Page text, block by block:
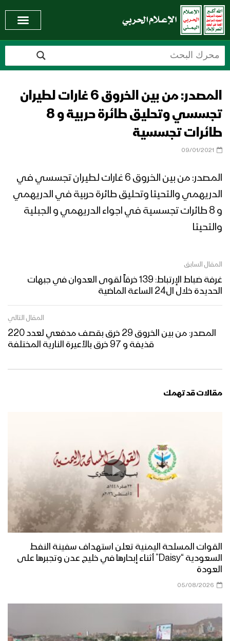
المصدر: من بين الخروق 6 غارات لطيران
تجسسي وتحليق طائرة حربية و 8
طائرات تجسسية
09/01/2021
المصدر: من بين الخروق 6 غارات لطيران تجسسي في
الدريهمي والتحيتا وتحليق طائرة حربية في الدريهمي
و 8 طائرات تجسسية في اجواء الدريهمي و الجبلية
والتحيتا
المقال السابق
غرفة ضباط الإرتباط: 139 خرقاً لقوى العدوان في جبهات
الحديدة خلال ال24 الساعة الماضية
المقال التالي
المصدر: من بين الخروق 29 خرق بقصف مدفعي لعدد 220
قذيفة و 97 خرق بالأعيرة النارية المختلفة
مقالات قد تهمك
القوات المسلحة اليمنية تعلن استهداف سفينة النفط
السعودية “Daisy” أثناء إبحارها في خليج عدن وتجبرها على
العودة
05/08/2026